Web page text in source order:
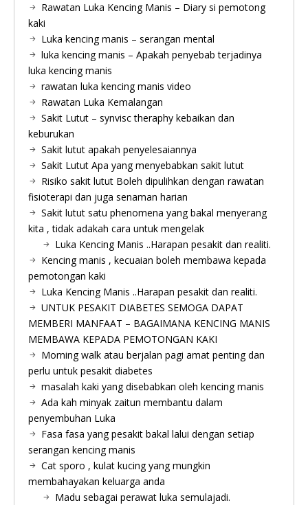
Rawatan Luka Kencing Manis – Diary si pemotong
kaki
Luka kencing manis – serangan mental
luka kencing manis – Apakah penyebab terjadinya
luka kencing manis
rawatan luka kencing manis video
Rawatan Luka Kemalangan
Sakit Lutut – synvisc theraphy kebaikan dan
keburukan
Sakit lutut apakah penyelesaiannya
Sakit Lutut Apa yang menyebabkan sakit lutut
Risiko sakit lutut Boleh dipulihkan dengan rawatan
fisioterapi dan juga senaman harian
Sakit lutut satu phenomena yang bakal menyerang
kita , tidak adakah cara untuk mengelak
Luka Kencing Manis ..Harapan pesakit dan realiti.
Kencing manis , kecuaian boleh membawa kepada
pemotongan kaki
Luka Kencing Manis ..Harapan pesakit dan realiti.
UNTUK PESAKIT DIABETES SEMOGA DAPAT
MEMBERI MANFAAT – BAGAIMANA KENCING MANIS
MEMBAWA KEPADA PEMOTONGAN KAKI
Morning walk atau berjalan pagi amat penting dan
perlu untuk pesakit diabetes
masalah kaki yang disebabkan oleh kencing manis
Ada kah minyak zaitun membantu dalam
penyembuhan Luka
Fasa fasa yang pesakit bakal lalui dengan setiap
serangan kencing manis
Cat sporo , kulat kucing yang mungkin
membahayakan keluarga anda
Madu sebagai perawat luka semulajadi.